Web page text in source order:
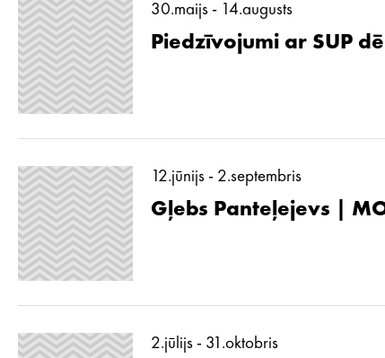
30.maijs - 14.augusts
Piedzīvojumi ar SUP
12.jūnijs - 2.septembris
Gļebs Panteļejevs |
2.jūlijs - 31.oktobris